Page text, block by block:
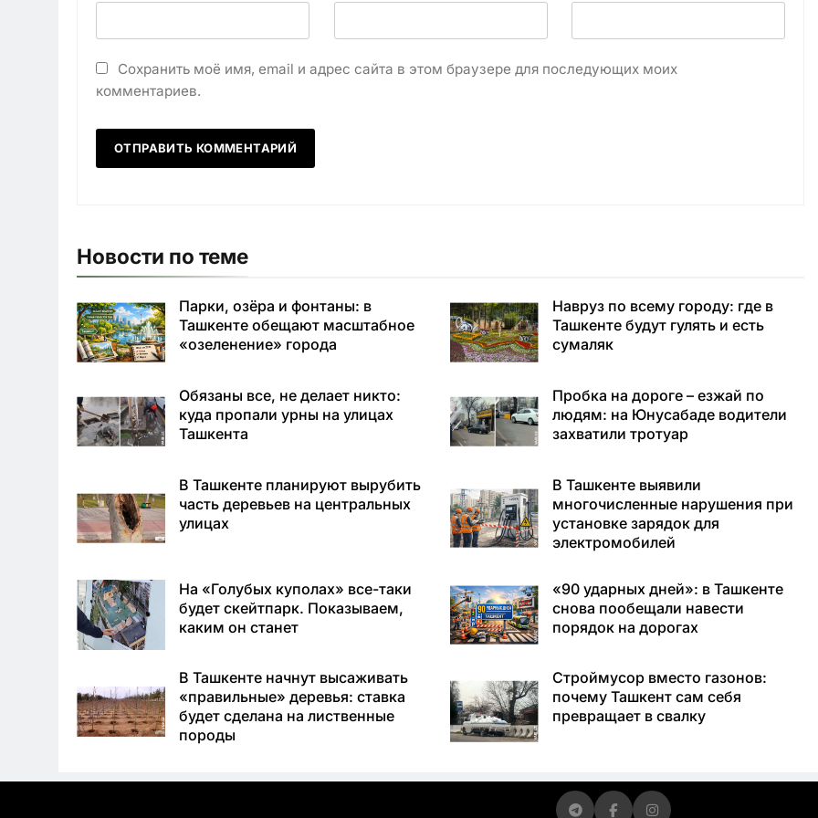
Сохранить моё имя, email и адрес сайта в этом браузере для последующих моих
комментариев.
Новости по теме
Парки, озёра и фонтаны: в
Ташкенте обещают масштабное
«озеленение» города
Навруз по всему городу: где в
Ташкенте будут гулять и есть
сумаляк
Обязаны все, не делает никто:
куда пропали урны на улицах
Ташкента
Пробка на дороге – езжай по
людям: на Юнусабаде водители
захватили тротуар
В Ташкенте планируют вырубить
часть деревьев на центральных
улицах
В Ташкенте выявили
многочисленные нарушения при
установке зарядок для
электромобилей
На «Голубых куполах» все-таки
будет скейтпарк. Показываем,
каким он станет
«90 ударных дней»: в Ташкенте
снова пообещали навести
порядок на дорогах
В Ташкенте начнут высаживать
«правильные» деревья: ставка
будет сделана на лиственные
породы
Строймусор вместо газонов:
почему Ташкент сам себя
превращает в свалку